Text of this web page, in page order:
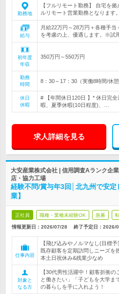
勤務地
【フルリモート勤務】 自宅を
ルリモート営業勤務となります
給与
月給22万円～28万円＋各種手
を考慮の上、優遇します。※試
初年度
年収
350万円～550万円
勤務
時間
8：30～17：30（実働8時間/休
休日
休暇
# 【年間休日120日 】* 休日完
暇、夏季休暇(10日程度)、…
求人詳細を見る
大安産業株式会社 | 信用調査Aランク企
店・協力工場
経験不問/賞与年3回│北九州で安
業】
正社員 職種・業種未経験OK 急募
情報更新日：2026/07/28 終了予定日： 2026/
仕事内容
【飛び込みやノルマなし(目標
既存顧客を定期訪問しニーズを
本土日祝休み&残業少なめ
対象と
なる方
【30代男性活躍中！顧客折衝
と働きたい」「子どもを大学ま
の暮らしを手に入れよう！